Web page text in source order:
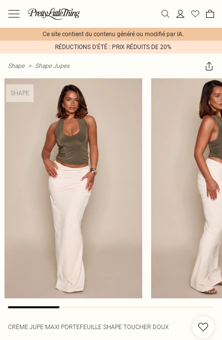
Ce site contient du contenu généré ou modifié par IA.
RÉDUCTIONS D'ÉTÉ : PRIX RÉDUITS DE 20%
Shape > Shape Jupes
SHAPE
CRÈME JUPE MAXI PORTEFEUILLE SHAPE TOUCHER DOUX